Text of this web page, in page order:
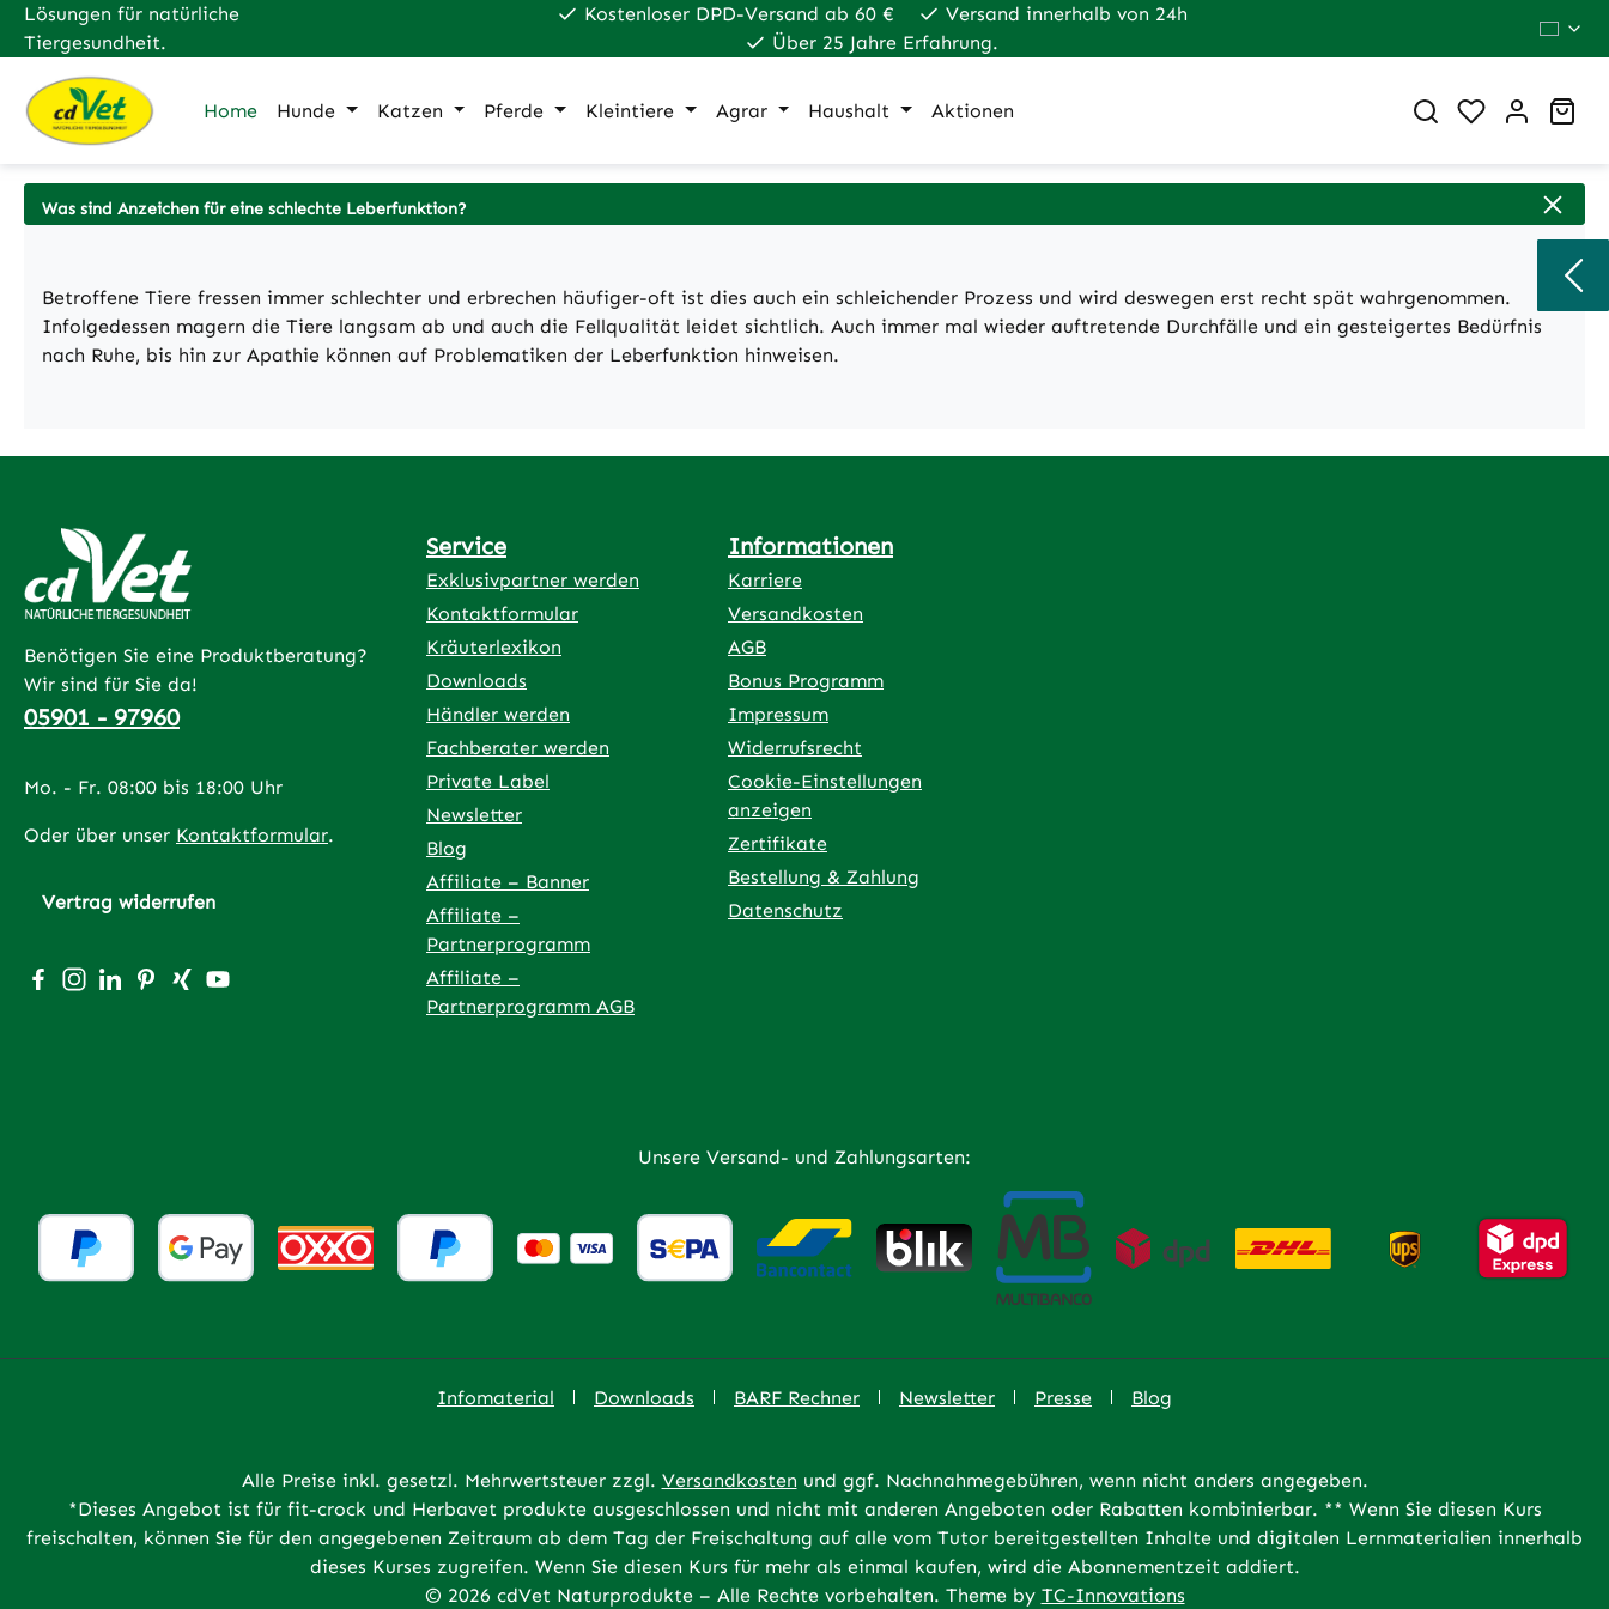
Hauptinhalt springen
Zur Suche springen
Zur Hauptnavigation springen
Lösungen für natürliche
Tiergesundheit.
Kostenloser DPD-Versand ab 60 €
Versand innerhalb von 24h
Über 25 Jahre Erfahrung.
Home Hunde Katzen Pferde Kleintiere Agrar Haushalt Aktionen Du hast 0
Was sind Anzeichen für eine schlechte Leberfunktion?
Betroffene Tiere fressen immer schlechter und erbrechen häufiger-oft ist dies auch ein schleichender Prozess und wird deswegen erst recht spät wahrgenommen.
Infolgedessen magern die Tiere langsam ab und auch die Fellqualität leidet sichtlich. Auch immer mal wieder auftretende Durchfälle und ein gesteigertes Bedürfnis
nach Ruhe, bis hin zur Apathie können auf Problematiken der Leberfunktion hinweisen.
Benötigen Sie eine Produktberatung?
Wir sind für Sie da!
05901 - 97960
Mo. - Fr. 08:00 bis 18:00 Uhr
Oder über unser Kontaktformular.
Vertrag widerrufen
Besuche uns auf Facebook – öffnet in neuem Tab (externer Link)
Schau auf Instagram vorbei – öffnet in neuem Tab (externer Link)
Vernetze dich mit uns auf LinkedIn – öffnet in neuem Tab (externer Link)
Lass dich auf Pinterest inspirieren – öffnet in neuem Tab (externer Link)
Vernetze dich mit uns auf Xing – öffnet in neuem Tab (externer Link)
Sieh dir unsere Videos auf YouTube an – öffnet in neuem Tab (externer Link)
Service
Exklusivpartner werden
Kontaktformular
Kräuterlexikon
Downloads
Händler werden
Fachberater werden
Private Label
Newsletter
Blog
Affiliate – Banner
Affiliate –
Partnerprogramm
Affiliate –
Partnerprogramm AGB
Informationen
Karriere
Versandkosten
AGB
Bonus Programm
Impressum
Widerrufsrecht
Cookie-Einstellungen
anzeigen
Zertifikate
Bestellung & Zahlung
Datenschutz
Unsere Versand- und Zahlungsarten:
Infomaterial Downloads BARF Rechner Newsletter Presse Blog
Alle Preise inkl. gesetzl. Mehrwertsteuer zzgl. Versandkosten und ggf. Nachnahmegebühren, wenn nicht anders angegeben.
*Dieses Angebot ist für fit-crock und Herbavet produkte ausgeschlossen und nicht mit anderen Angeboten oder Rabatten kombinierbar. ** Wenn Sie diesen Kurs
freischalten, können Sie für den angegebenen Zeitraum ab dem Tag der Freischaltung auf alle vom Tutor bereitgestellten Inhalte und digitalen Lernmaterialien innerhalb
dieses Kurses zugreifen. Wenn Sie diesen Kurs für mehr als einmal kaufen, wird die Abonnementzeit addiert.
© 2026 cdVet Naturprodukte – Alle Rechte vorbehalten. Theme by TC-Innovations